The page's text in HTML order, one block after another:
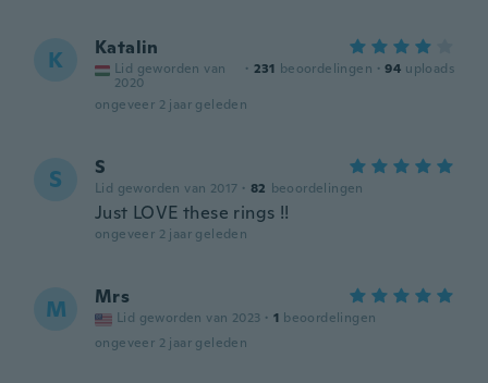
K Katalin
Lid geworden van
2020
· 231 beoordelingen · 94 uploads
ongeveer 2 jaar geleden
S S
Lid geworden van 2017 · 82 beoordelingen
Just LOVE these rings !!
ongeveer 2 jaar geleden
M Mrs
Lid geworden van 2023 · 1 beoordelingen
ongeveer 2 jaar geleden